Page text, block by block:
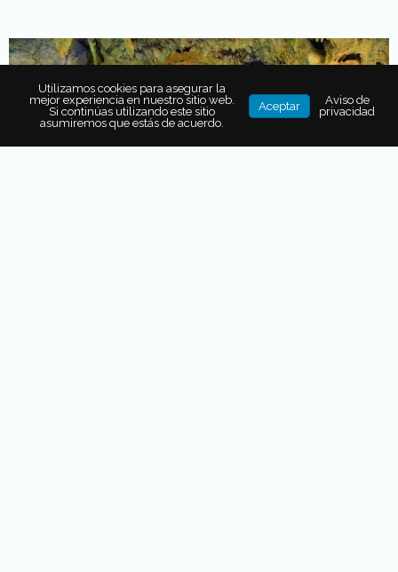
Utilizamos cookies para asegurar la
mejor experiencia en nuestro sitio web.
Si continúas utilizando este sitio
asumiremos que estás de acuerdo.
Aceptar
Aviso de
privacidad